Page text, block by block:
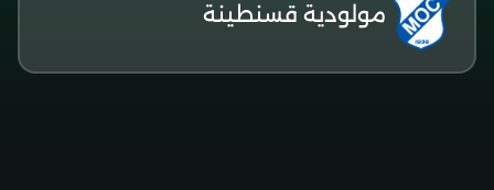
مولودية قسنطينة